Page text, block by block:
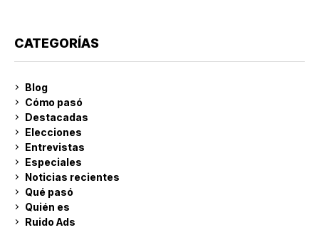
CATEGORÍAS
Blog
Cómo pasó
Destacadas
Elecciones
Entrevistas
Especiales
Noticias recientes
Qué pasó
Quién es
Ruido Ads